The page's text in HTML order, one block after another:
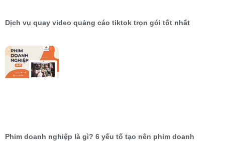
Dịch vụ quay video quảng cáo tiktok trọn gói tốt nhất
Phim doanh nghiệp là gì? 6 yếu tố tạo nên phim doanh